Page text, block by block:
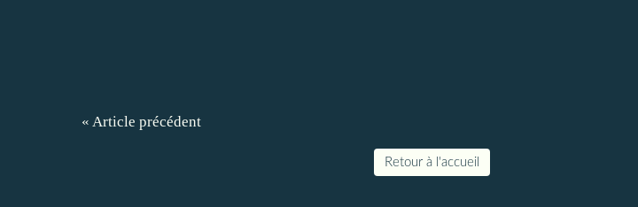
« Article précédent
Retour à l'accueil